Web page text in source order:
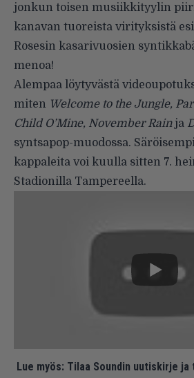
jonkun toisen musiikkityylin
kanavan tuoreista virityksistä
Rosesin kasarivuosien
menoa!
Alempaa löytyvästä
miten Welcome to the Jungle,
Child O’Mine, November Rainja
syntsapop-muodossa.
kappaleita voi kuulla sitten 7.
Stadionilla Tampereella.
Lue myös: Tilaa Soundin uutiskirje ja